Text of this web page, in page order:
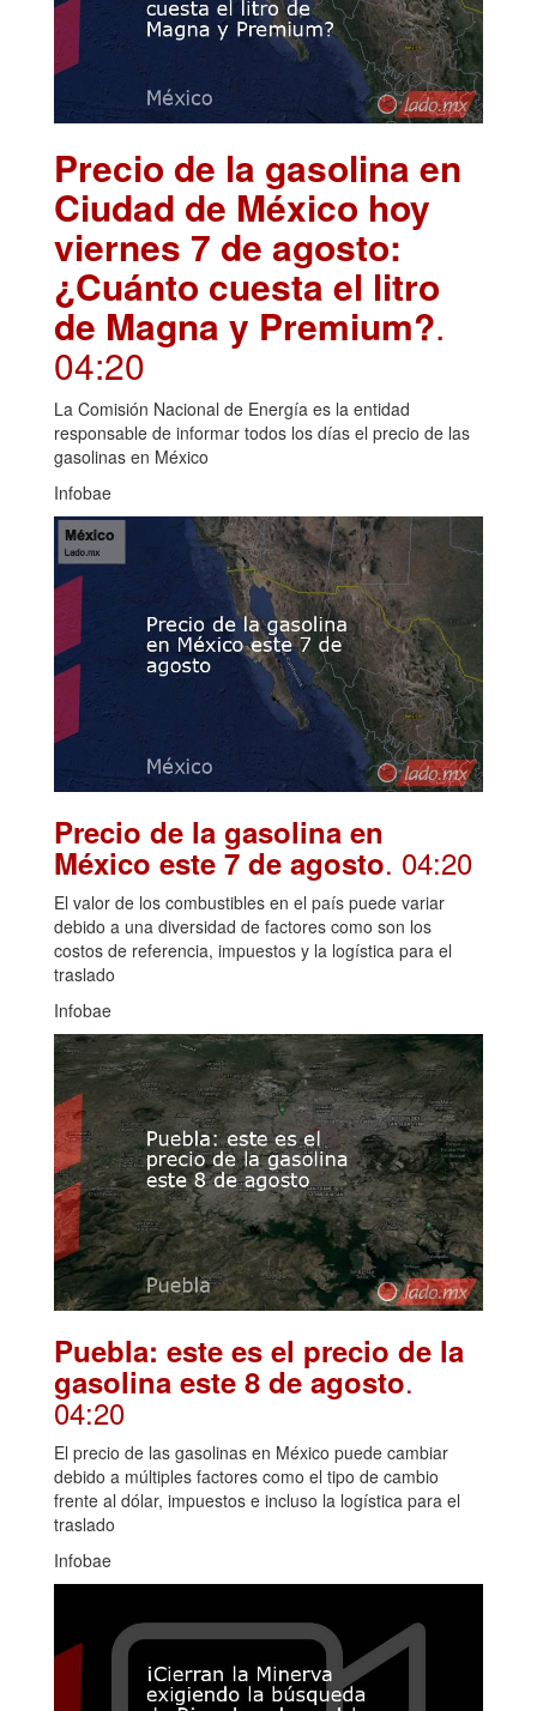
Precio de la gasolina en
Ciudad de México hoy
viernes 7 de agosto:
¿Cuánto cuesta el litro
de Magna y Premium?.
04:20
La Comisión Nacional de Energía es la entidad
responsable de informar todos los días el precio de las
gasolinas en México
Infobae
Precio de la gasolina en
México este 7 de agosto. 04:20
El valor de los combustibles en el país puede variar
debido a una diversidad de factores como son los
costos de referencia, impuestos y la logística para el
traslado
Infobae
Puebla: este es el precio de la
gasolina este 8 de agosto.
04:20
El precio de las gasolinas en México puede cambiar
debido a múltiples factores como el tipo de cambio
frente al dólar, impuestos e incluso la logística para el
traslado
Infobae